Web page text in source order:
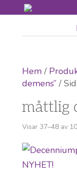
Hem/
demens” /
måttlig
Visar 37–48 av